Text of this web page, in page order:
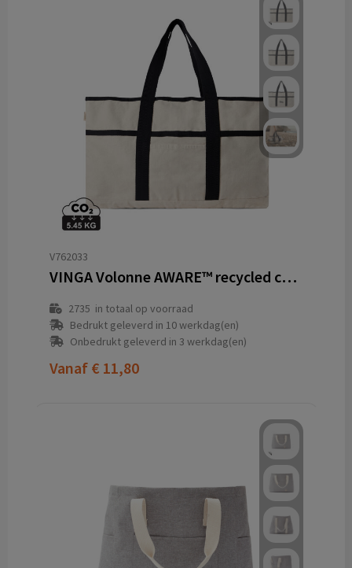
V762033
VINGA Volonne AWARE™ recycled canvas strandtas
2735 in totaal op voorraad
Bedrukt geleverd in 10 werkdag(en)
Onbedrukt geleverd in 3 werkdag(en)
Vanaf € 11,80